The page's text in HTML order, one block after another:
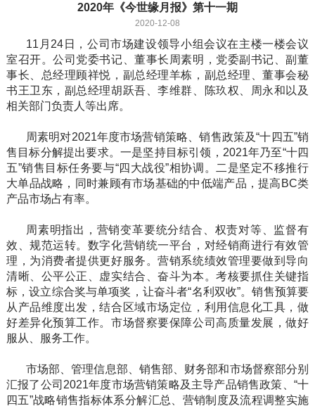
2020年《今世缘月报》第十一期
2020-12-08
11月24日，公司市场建设领导小组会议在主楼一楼会议
室召开。公司党委书记、董事长周素明，党委副书记、副董
事长、总经理顾祥悦，副总经理羊栋，副总经理、董事会秘
书王卫东，副总经理胡跃吾、李维群、陈玖权、周永和以及
相关部门负责人等出席。
周素明对2021年度市场营销策略、销售政策及“十四五”销
售目标分解提出要求。一是坚持目标引领，2021年乃至“十四
五”销售目标任务要与“四大战役”相协调。二是坚定不移推行
大单品战略，同时兼顾有市场基础的中低端产品，提高BC类
产品市场占有率。
周素明指出，营销变革要统分结合、权责对等、监督有
效、规范运转。数字化营销统一平台，对经销商进行有效管
理，为消费者提供更好服务。营销系统绩效管理要做到导向
清晰、公平公正、虚实结合、奋斗为本。考核要抓住关键指
标，设立综合奖与单项奖，让奋斗者“名利双收”。销售预算要
从产品维度出发，结合区域市场定位，利用信息化工具，做
好差异化预算工作。市场督察要保障公司高质量发展，做好
服从、服务工作。
市场部、管理信息部、销售部、财务部和市场督察部分别
汇报了公司2021年度市场营销策略及主导产品销售政策、“十
四五”战略销售指标体系分解汇总、营销制度及流程调整实施